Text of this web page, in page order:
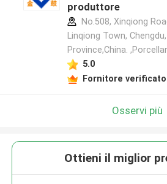
produttore
No.508, Xinqiong
Linqiong Town,
Province,China.
5.0
Fornitore verificato
Osservi più
Ottieni il miglior